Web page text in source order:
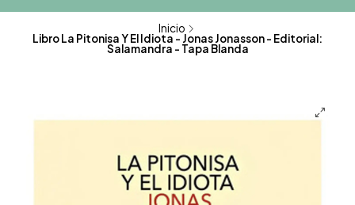
Inicio
Libro La Pitonisa Y El Idiota - Jonas Jonasson - Editorial:
Salamandra - Tapa Blanda